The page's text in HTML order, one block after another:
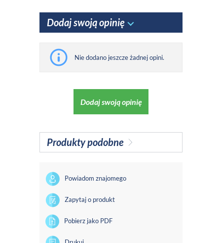
Dodaj swoją opinię
Nie dodano jeszcze żadnej opini.
Dodaj swoją opinię
Produkty podobne
Powiadom znajomego
Zapytaj o produkt
Pobierz jako PDF